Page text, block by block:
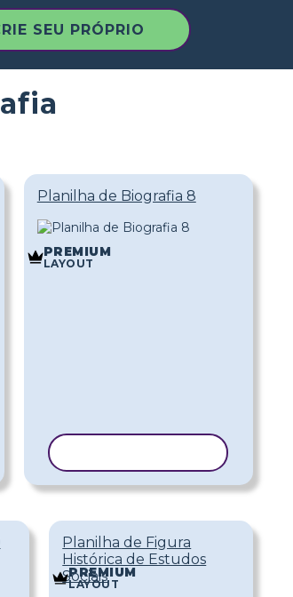
SEU PRÓPRIO
Planilha de Biografia 8
PREMIUM
LAYOUT
Planilha de Figura
Histórica de Estudos
Sociais
PREMIUM
LAYOUT